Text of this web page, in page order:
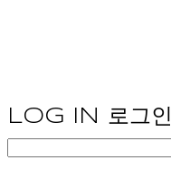
LOG IN 로그인